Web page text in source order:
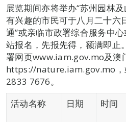
展览期间亦将举办“苏州园林
有兴趣的市民可于八月二十六
通”或亲临市政署综合服务中
站报名，先报先得，额满即止
署网页www.iam.gov.mo及澳
https://nature.iam.gov.mo，
2833 7676。
活动名称
日期 时间